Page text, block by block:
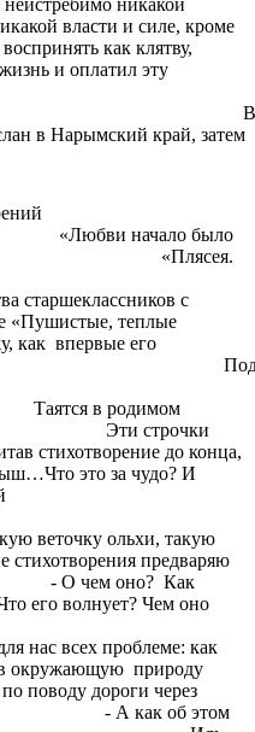
никакой
власти и силе, кроме
как клятву,
и оплатил эту
В
в Нарымский край, затем
начало было
«Плясея.
старшеклассников с
«Пушистые, теплые
как впервые его
стихотворение до конца,
это за чудо? И
веточку ольхи, такую
предваряю
оно? Как
его волнует? Чем оно
нас всех проблеме: как
окружающую природу
поводу дороги через
А как об этом